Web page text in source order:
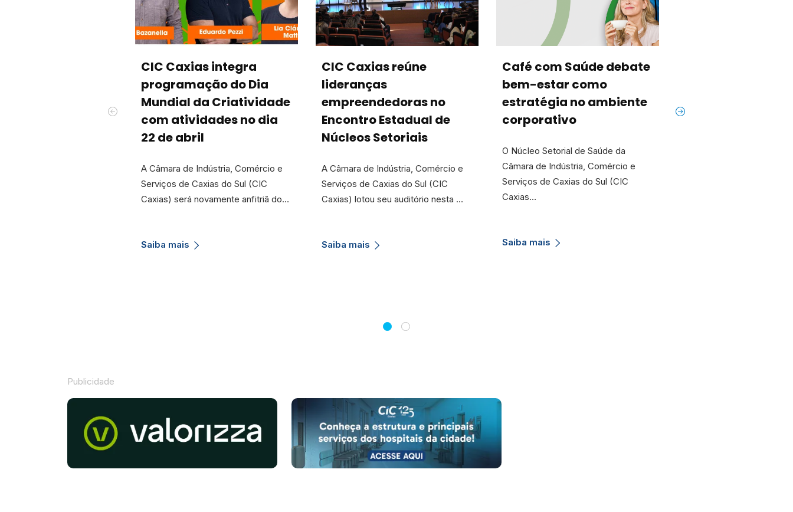
CIC Caxias integra
programação do Dia
Mundial da Criatividade
com atividades no dia
22 de abril
A Câmara de Indústria, Comércio e
Serviços de Caxias do Sul (CIC
Caxias) será novamente anfitriã do…
Saiba mais
CIC Caxias reúne
lideranças
empreendedoras no
Encontro Estadual de
Núcleos Setoriais
A Câmara de Indústria, Comércio e
Serviços de Caxias do Sul (CIC
Caxias) lotou seu auditório nesta …
Saiba mais
Café com Saúde debate
bem-estar como
estratégia no ambiente
corporativo
O Núcleo Setorial de Saúde da
Câmara de Indústria, Comércio e
Serviços de Caxias do Sul (CIC
Caxias…
Saiba mais
Experiências
Publicidade